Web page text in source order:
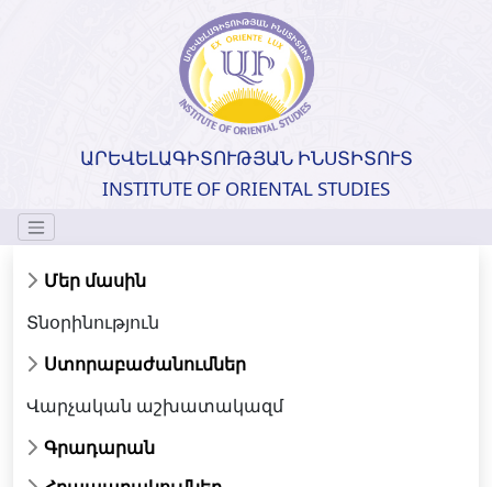
ԱՐԵՎԵԼԱԳԻՏՈՒԹՅԱՆ ԻՆՍՏԻՏՈՒՏ
INSTITUTE OF ORIENTAL STUDIES
Մեր մասին
Տնօրինություն
Ստորաբաժանումներ
Վարչական աշխատակազմ
Գրադարան